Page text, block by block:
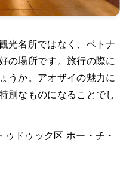
光名所ではなく、ベトナ
の場所です。旅行の際に
うか。アオザイの魅力に
別なものになることでし
ドゥック区 ホー・チ・